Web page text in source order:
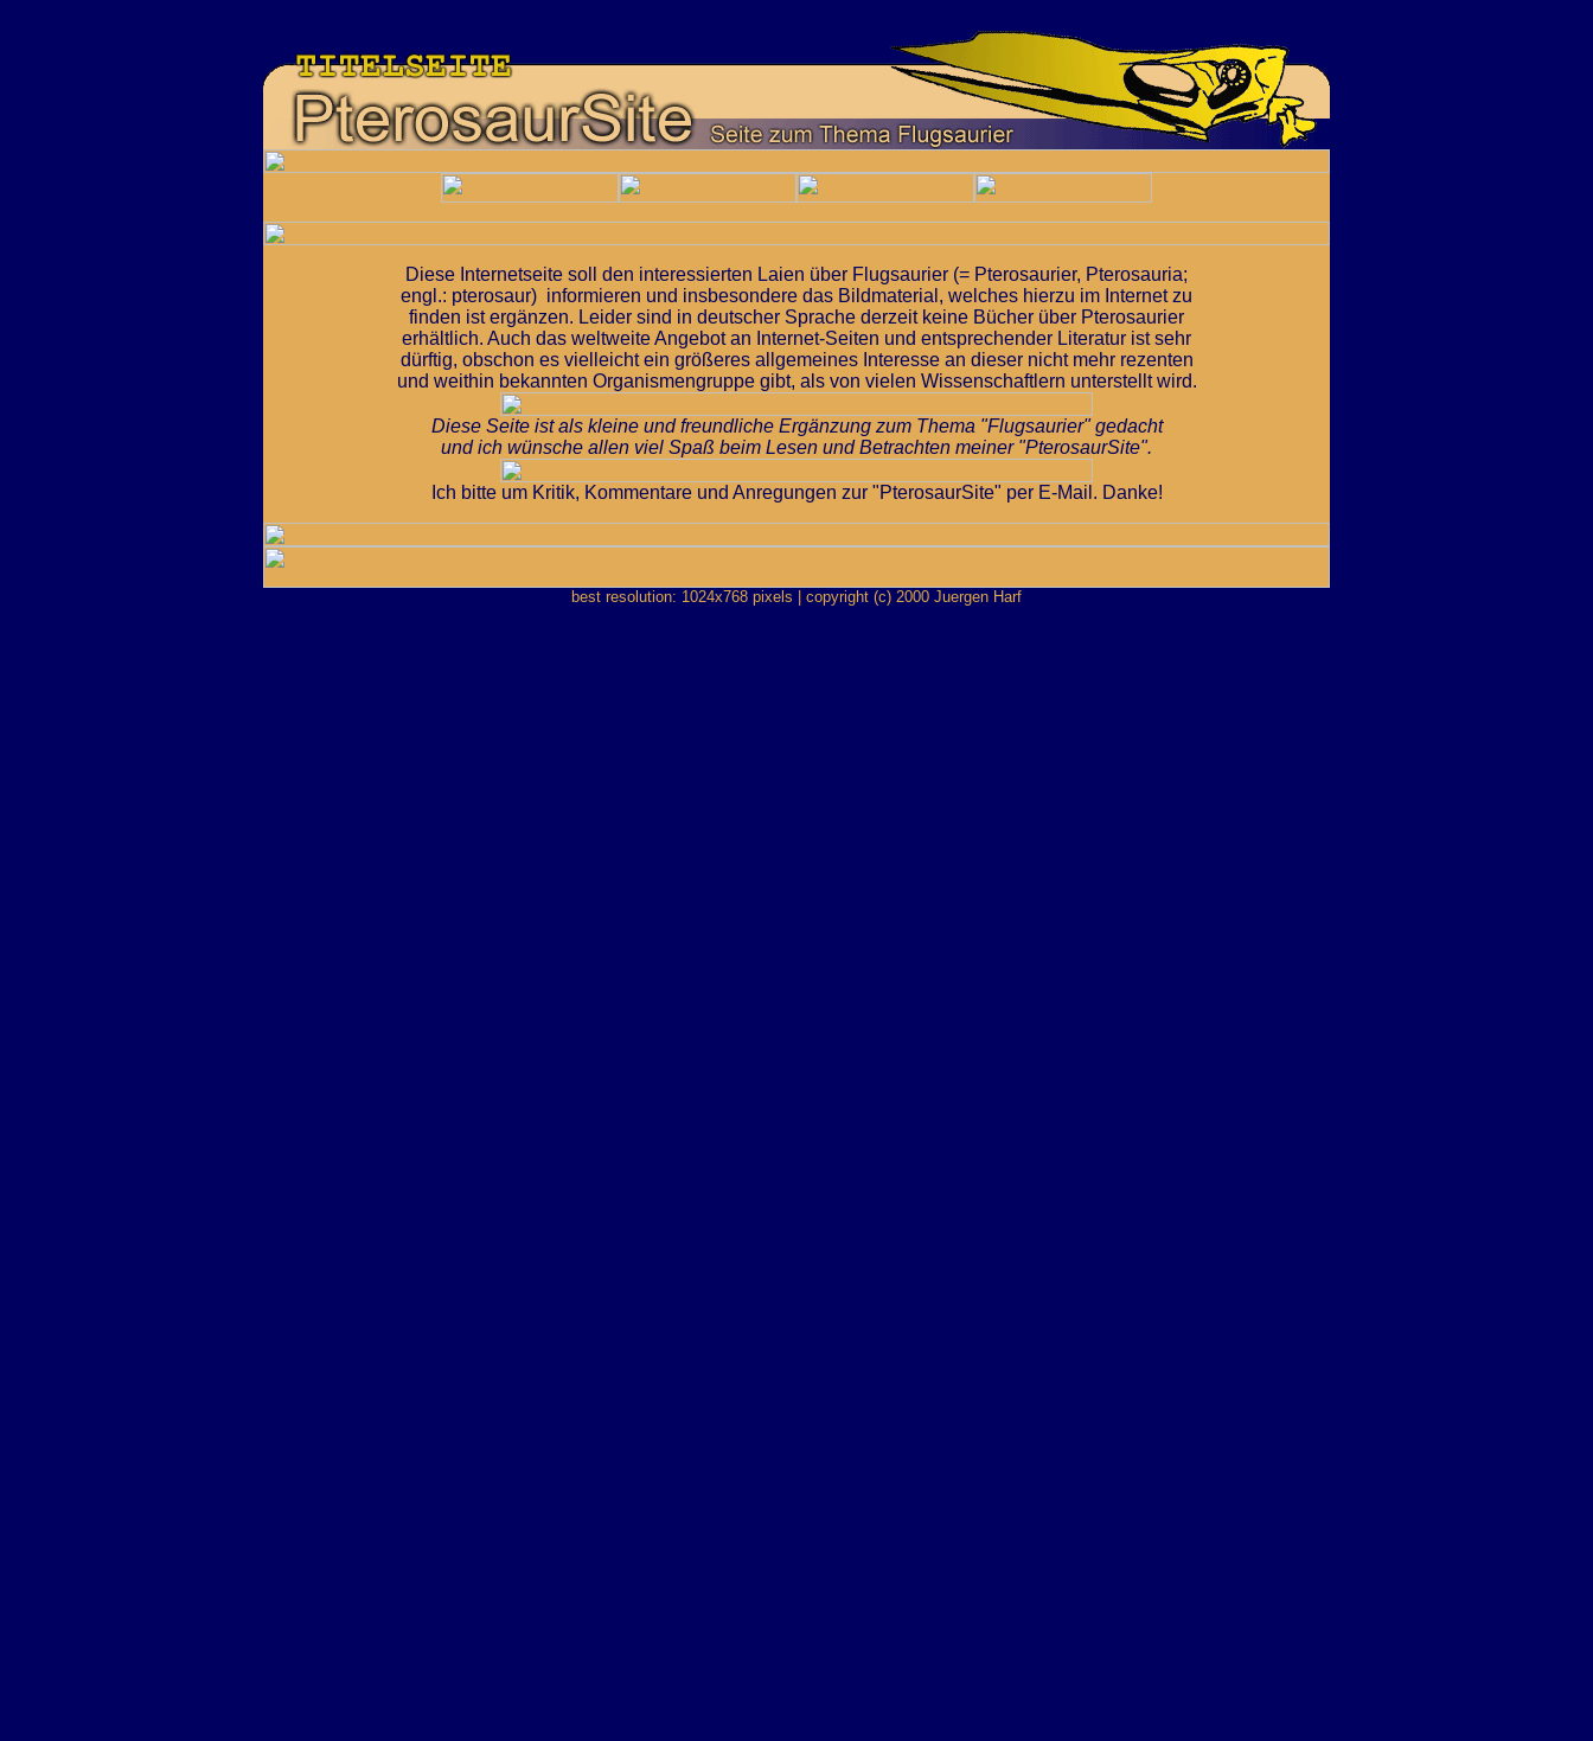
Diese Internetseite soll den interessierten Laien über Flugsaurier (= Pterosaurier, Pterosauria;
engl.: pterosaur) informieren und insbesondere das Bildmaterial, welches hierzu im Internet zu
finden ist ergänzen. Leider sind in deutscher Sprache derzeit keine Bücher über Pterosaurier
erhältlich. Auch das weltweite Angebot an Internet-Seiten und entsprechender Literatur ist sehr
dürftig, obschon es vielleicht ein größeres allgemeines Interesse an dieser nicht mehr rezenten
und weithin bekannten Organismengruppe gibt, als von vielen Wissenschaftlern unterstellt wird.
Diese Seite ist als kleine und freundliche Ergänzung zum Thema "Flugsaurier" gedacht
und ich wünsche allen viel Spaß beim Lesen und Betrachten meiner "PterosaurSite".
Ich bitte um Kritik, Kommentare und Anregungen zur "PterosaurSite" per E-Mail. Danke!
best resolution: 1024x768 pixels | copyright (c) 2000 Juergen Harf